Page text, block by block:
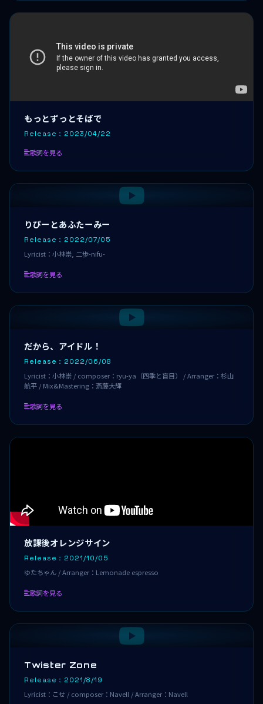
もっとずっとそばで
Release：2023/04/22
歌詞を見る
りぴーとあふたーみー
Release：2022/07/05
Lyricist：小林崇, 二歩-nifu-
歌詞を見る
だから、アイドル！
Release：2022/06/08
Lyricist：小林崇 / composer：ryu-ya（四季と盲目） / Arranger：杉山
航平 / Mix&Mastering：斎藤大輝
歌詞を見る
放課後オレンジサイン
Release：2021/10/05
ゆたちゃん / Arranger：Lemonade espresso
歌詞を見る
Twister Zone
Release：2021/8/19
Lyricist：こせ / composer：Navell / Arranger：Navell